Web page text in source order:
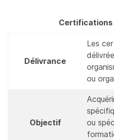
Certifications
Délivrance
Les
ou
Objectif
ou